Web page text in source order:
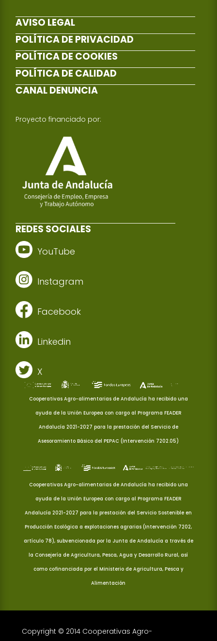
AVISO LEGAL
POLÍTICA DE PRIVACIDAD
POLÍTICA DE COOKIES
POLÍTICA DE CALIDAD
CANAL DENUNCIA
Proyecto financiado por:
REDES SOCIALES
YouTube
Instagram
Facebook
Linkedin
X
Cooperativas Agro-alimentarias de Andalucía ha recibido una
ayuda de la Unión Europea con cargo al Programa FEADER
Andalucía 2021-2027 para la prestación del Servicio de
Asesoramiento Básico del PEPAC (Intervención 7202.05)
Cooperativas Agro-alimentarias de Andalucía ha recibido una
ayuda de la Unión Europea con cargo al Programa FEADER
Andalucía 2021-2027 para la prestación del Servicio Sostenible en
Producción Ecológica a explotaciones agrarias (Intervención 7202,
artículo 78), subvencionada por la Junta de Andalucía a través de
la Consejería de Agricultura, Pesca, Agua y Desarrollo Rural, así
como cofinanciada por el Ministerio de Agricultura, Pesca y
Alimentación
Copyright © 2014 Cooperativas Agro-